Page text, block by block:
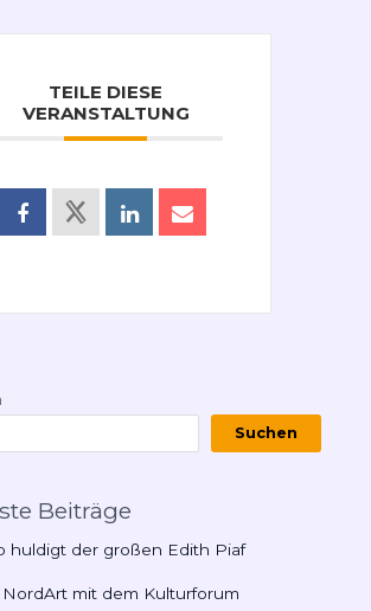
TEILE DIESE
VERANSTALTUNG
Suchen
Beiträge
huldigt der großen Edith Piaf
mit dem Kulturforum